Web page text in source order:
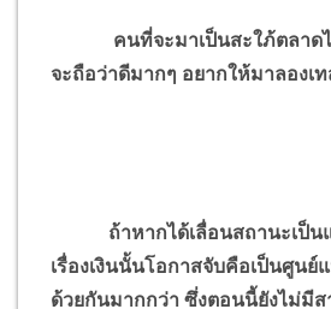
คนที่จะมาเป็นสะใภ้ตลาดไทนั้
จะถือว่าดีมากๆ อยากให้มาลอง
ถ้าหากได้เลื่อนสถานะเป็นแฟ
เรื่องเงินนั้นโอกาสจับคือเป็นศูนย์
ด้วยกันมากกว่า ซึ่งตอนนี้ยังไม่มี